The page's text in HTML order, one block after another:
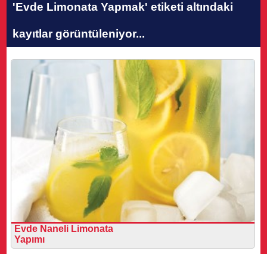
'Evde Limonata Yapmak' etiketi altındaki
kayıtlar görüntüleniyor...
Evde Naneli Limonata
Yapımı